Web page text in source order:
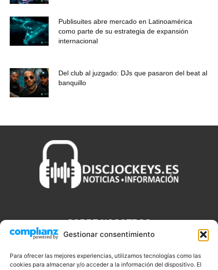
Gestionar consentimiento
Para ofrecer las mejores experiencias, utilizamos tecnologías como las
cookies para almacenar y/o acceder a la información del dispositivo. El
Publisuites abre mercado en Latinoamérica
como parte de su estrategia de expansión
internacional
Del club al juzgado: DJs que pasaron del beat al
banquillo
SOBRE NOSOTROS
que necesitas saber sobre noticias, novedades, tecnologías y
aplicaciones que te ayudaran a ser un mejor Djs.